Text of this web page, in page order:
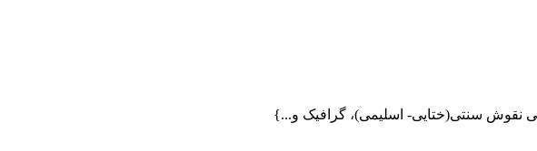
نقوش سنتی(ختایی- اسلیمی)، گرافیک و...}